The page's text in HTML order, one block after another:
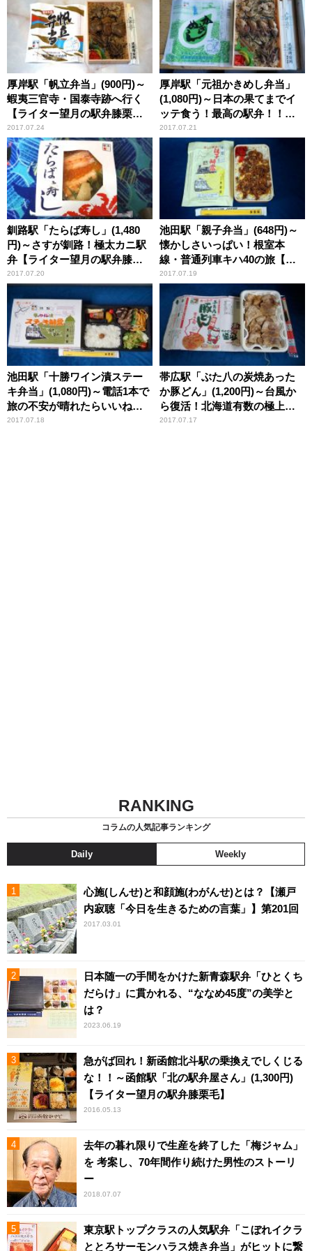
厚岸駅「帆立弁当」(900円)～
蝦夷三官寺・国泰寺跡へ行く
【ライター望月の駅弁膝栗
毛】
2017.07.24
厚岸駅「元祖かきめし弁当」
(1,080円)～日本の果てまでイ
ッテ食う！最高の駅弁！！
【ライター望月の駅弁膝栗
2017.07.21
釧路駅「たらば寿し」(1,480
円)～さすが釧路！極太カニ駅
弁【ライター望月の駅弁膝栗
毛】
2017.07.20
池田駅「親子弁当」(648円)～
懐かしさいっぱい！根室本
線・普通列車キハ40の旅【ラ
イター望月の駅弁膝栗毛】
2017.07.19
池田駅「十勝ワイン漬ステー
キ弁当」(1,080円)～電話1本で
旅の不安が晴れたらいいね！
十勝の名物駅弁【ライター望
2017.07.18
帯広駅「ぶた八の炭焼あった
か豚どん」(1,200円)～台風か
ら復活！北海道有数の極上足
元湧出「かんの温泉」【ライ
2017.07.17
RANKING
コラムの人気記事ランキング
Daily Weekly
心施(しんせ)と和顔施(わがんせ)とは？【瀬戸
内寂聴「今日を生きるための言葉」】第201回
2017.03.01
日本随一の手間をかけた新青森駅弁「ひとくち
だらけ」に貫かれる、“ななめ45度”の美学と
は？
2023.06.19
急がば回れ！新函館北斗駅の乗換えでしくじる
な！！～函館駅「北の駅弁屋さん」(1,300円)
【ライター望月の駅弁膝栗毛】
2016.05.13
去年の暮れ限りで生産を終了した「梅ジャム」
を 考案し、70年間作り続けた男性のストーリ
ー
2018.07.07
東京駅トップクラスの人気駅弁「こぼれイクラ
ととろサーモンハラス焼き弁当」がヒットに繋